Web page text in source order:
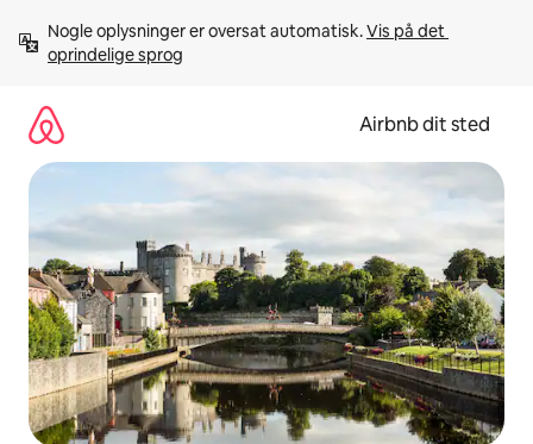
videre
Nogle oplysninger er oversat automatisk. Vis på det
oprindelige sprog
Airbnb dit sted